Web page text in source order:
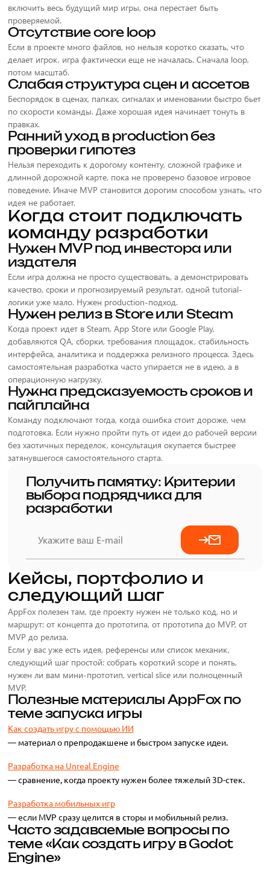
включить весь будущий мир игры, она перестает быть
проверяемой.
Отсутствие core loop
Если в проекте много файлов, но нельзя коротко сказать, что
делает игрок, игра фактически еще не началась. Сначала loop,
потом масштаб.
Слабая структура сцен и ассетов
Беспорядок в сценах, папках, сигналах и именовании быстро бьет
по скорости команды. Даже хорошая идея начинает тонуть в
правках.
Ранний уход в production без
проверки гипотез
Нельзя переходить к дорогому контенту, сложной графике и
длинной дорожной карте, пока не проверено базовое игровое
поведение. Иначе MVP становится дорогим способом узнать, что
идея не работает.
Когда стоит подключать
команду разработки
Нужен MVP под инвестора или
издателя
Если игра должна не просто существовать, а демонстрировать
качество, сроки и прогнозируемый результат, одной tutorial-
логики уже мало. Нужен production-подход.
Нужен релиз в Store или Steam
Когда проект идет в Steam, App Store или Google Play,
добавляются QA, сборки, требования площадок, стабильность
интерфейса, аналитика и поддержка релизного процесса. Здесь
самостоятельная разработка часто упирается не в идею, а в
операционную нагрузку.
Нужна предсказуемость сроков и
пайплайна
Команду подключают тогда, когда ошибка стоит дороже, чем
подготовка. Если нужно пройти путь от идеи до рабочей версии
без хаотичных переделок, консультация окупается быстрее
затянувшегося самостоятельного старта.
Получить памятку: Критерии
выбора подрядчика для
разработки
Кейсы, портфолио и
следующий шаг
AppFox полезен там, где проекту нужен не только код, но и
маршрут: от концепта до прототипа, от прототипа до MVP, от
MVP до релиза.
Если у вас уже есть идея, референсы или список механик,
следующий шаг простой: собрать короткий scope и понять,
нужен ли вам мини-прототип, vertical slice или полноценный
MVP.
Полезные материалы AppFox по
теме запуска игры
Как создать игру с помощью ИИ
— материал о препродакшене и быстром запуске идеи.
Разработка на Unreal Engine
— сравнение, когда проекту нужен более тяжелый 3D-стек.
Разработка мобильных игр
— если MVP сразу целится в сторы и мобильный релиз.
Часто задаваемые вопросы по
теме «Как создать игру в Godot
Engine»